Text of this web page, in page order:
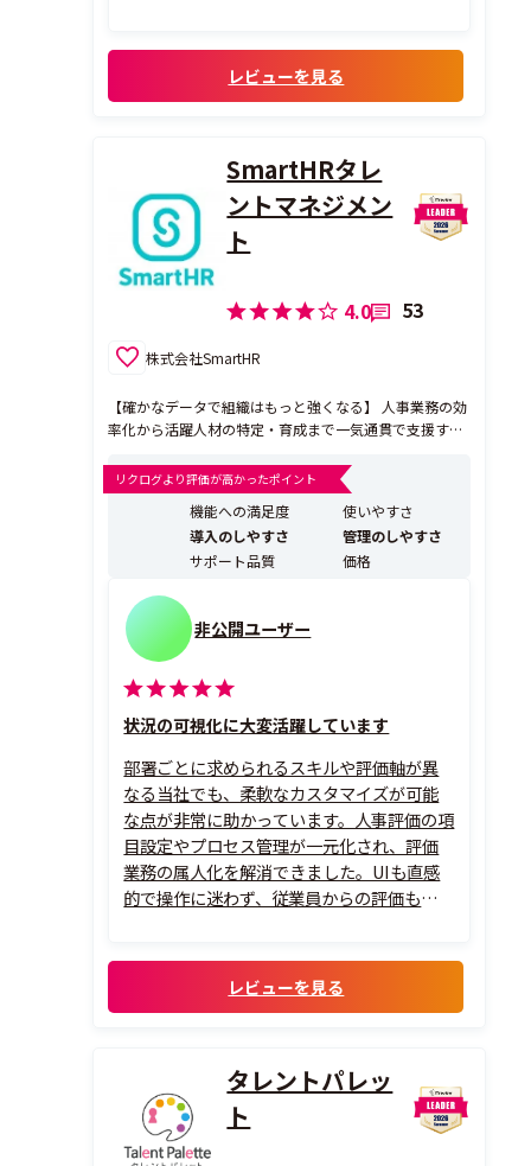
レビューを見る
SmartHRタレ
ントマネジメン
ト
4.0 53
株式会社SmartHR
【確かなデータで組織はもっと強くなる】 人事業務の効
率化から活躍人材の特定・育成まで一気通貫で支援する
なく、心地よく使える設計で、意思決定に必要となる最
新で正確な従業員データを手間なく収集。成果を実感で
きるタレントマネジメントを実現します。
リクログより評価が高かったポイント
機能への満足度
使いやすさ
導入のしやすさ
管理のしやすさ
サポート品質
価格
非公開ユーザー
状況の可視化に大変活躍しています
部署ごとに求められるスキルや評価軸が異
なる当社でも、柔軟なカスタマイズが可能
な点が非常に助かっています。人事評価の項
目設定やプロセス管理が一元化され、評価
業務の属人化を解消できました。UIも直感
的で操作に迷わず、従業員からの評価も高い
め、戦略的な人材配置がしやすくなりまし
た。マネージャー層も自部署の人材状況を
レビューを見る
タレントパレッ
ト